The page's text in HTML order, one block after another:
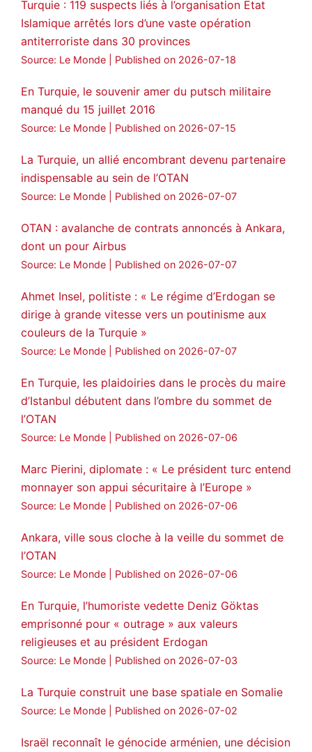
3 2 Twitter
Voir plus...
Turquie : 119 suspects liés à l’organisation Etat
Islamique arrêtés lors d’une vaste opération
antiterroriste dans 30 provinces
Source: Le Monde Published on 2026-07-18
En Turquie, le souvenir amer du putsch militaire
manqué du 15 juillet 2016
Source: Le Monde Published on 2026-07-15
La Turquie, un allié encombrant devenu partenaire
indispensable au sein de l’OTAN
Source: Le Monde Published on 2026-07-07
OTAN : avalanche de contrats annoncés à Ankara,
dont un pour Airbus
Source: Le Monde Published on 2026-07-07
Ahmet Insel, politiste : « Le régime d’Erdogan se
dirige à grande vitesse vers un poutinisme aux
couleurs de la Turquie »
Source: Le Monde Published on 2026-07-07
En Turquie, les plaidoiries dans le procès du maire
d’Istanbul débutent dans l’ombre du sommet de
l’OTAN
Source: Le Monde Published on 2026-07-06
Marc Pierini, diplomate : « Le président turc entend
monnayer son appui sécuritaire à l’Europe »
Source: Le Monde Published on 2026-07-06
Ankara, ville sous cloche à la veille du sommet de
l’OTAN
Source: Le Monde Published on 2026-07-06
En Turquie, l’humoriste vedette Deniz Göktas
emprisonné pour « outrage » aux valeurs
religieuses et au président Erdogan
Source: Le Monde Published on 2026-07-03
La Turquie construit une base spatiale en Somalie
Source: Le Monde Published on 2026-07-02
Israël reconnaît le génocide arménien, une décision